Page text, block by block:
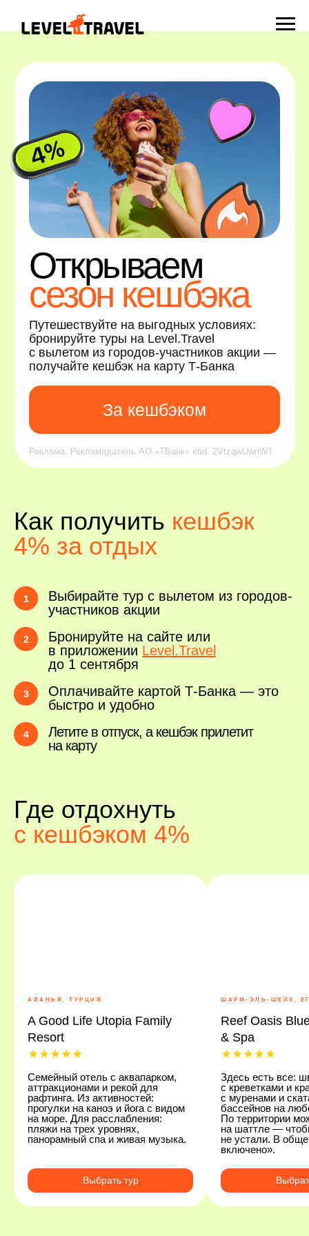
Открываем
сезон кешбэка
За кешбэком
Путешествуйте на выгодных условиях:
с вылетом из городов-участников акции —
получайте кешбэк на карту Т-Банка
Реклама. Рекламодатель АО «ТБанк» erid: 2VtzqwUwnWT
Как получить кешбэк
4% за отдых
Выбирайте тур с вылетом из городов-
участников акции
Бронируйте на сайте или
в приложении Level.Travel
до 1 сентября
Оплачивайте картой Т-Банка — это
быстро и удобно
Летите в отпуск, а кешбэк прилетит
на карту
Где отдохнуть
с кешбэком 4%
АЛАНЬЯ, ТУРЦИЯ
A Good Life Utopia Family
Resort
★★★★★
Семейный отель с аквапарком,
аттракционами и рекой для
рафтинга. Из активностей:
прогулки на каноэ и йога с видом
на море. Для расслабления:
пляжи на трех уровнях,
панорамный спа и живая музыка.
Выбрать тур
ШАРМ-ЭЛЬ-ШЕЙХ,
Reef Oasis
& Spa
★★★★★
Здесь есть все:
с креветками и
с муренами и
бассейнов на
По территории
на шаттле —
не устали. В
включено».